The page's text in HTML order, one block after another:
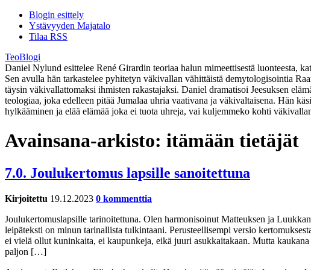
Blogin esittely
Ystävyyden Majatalo
Tilaa RSS
TeoBlogi
Daniel Nylund esittelee René Girardin teoriaa halun mimeettisestä luonteesta,
Sen avulla hän tarkastelee pyhitetyn väkivallan vähittäistä demytologisointia
täysin väkivallattomaksi ihmisten rakastajaksi. Daniel dramatisoi Jeesuksen
teologiaa, joka edelleen pitää Jumalaa uhria vaativana ja väkivaltaisena. Hän
hylkääminen ja elää elämää joka ei tuota uhreja, vai kuljemmeko kohti
Avainsana-arkisto: itämään tietäjät
7.0. Joulukertomus lapsille sanoitettuna
Kirjoitettu 19.12.2023 0 kommenttia
Joulukertomuslapsille tarinoitettuna. Olen harmonisoinut Matteuksen ja
leipäteksti on minun tarinallista tulkintaani. Perusteellisempi versio
ei vielä ollut kuninkaita, ei kaupunkeja, eikä juuri asukkaitakaan. Mutta
paljon […]